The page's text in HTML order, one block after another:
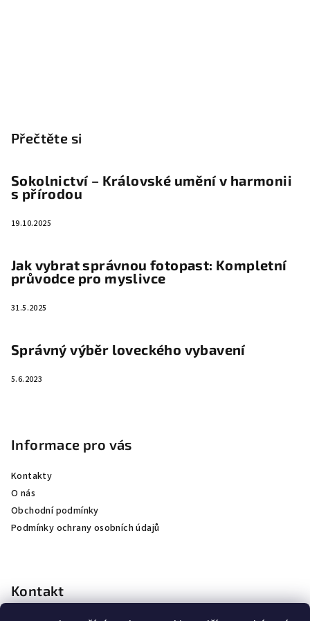
Přečtěte si
Sokolnictví – Královské umění v harmonii
s přírodou
19.10.2025
Jak vybrat správnou fotopast: Kompletní
průvodce pro myslivce
31.5.2025
Správný výběr loveckého vybavení
5.6.2023
Informace pro vás
Kontakty
O nás
Obchodní podmínky
Podmínky ochrany osobních údajů
Kontakt